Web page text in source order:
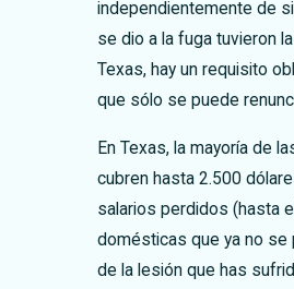
independientemente de
se dio a la fuga tuvieron
Texas, hay un requisito
que sólo se puede
En Texas, la mayoría de
cubren hasta 2.500
salarios perdidos (hasta
domésticas que ya no se
de la lesión que has